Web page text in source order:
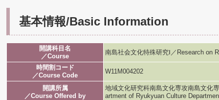
基本情報/Basic Information
開講科目名
／Course
南島社会文化特殊研究Ⅰ／Research on
時間割コード
／Course Code
W11M004202
開講所属
／Course Offered by
地域文化研究科南島文化専攻南島文化
artment of Ryukyuan Culture